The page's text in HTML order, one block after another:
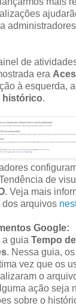
de
era
à esquerda,
histórico.
de
. Veja mais
arquivos
Google:
a guia Tempo
. Nessa guia,
vez que os
o
ação seja
sobre o